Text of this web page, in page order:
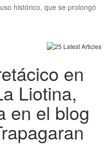
histórico, que se prolongó
en
Liotina,
en el blog